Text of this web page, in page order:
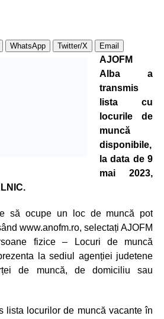
WhatsApp Twitter/X Email
AJOFM
Alba a
transmis
lista cu
locurile de
muncă
disponibile,
la data de 9
mai 2023,
să ocupe un loc de muncă pot
www.anofm.ro, selectați AJOFM
fizice – Locuri de muncă
la sediul agenției judetene
de muncă, de domiciliu sau
lista locurilor de muncă vacante în